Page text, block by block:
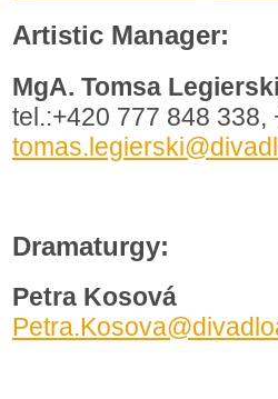
Artistic Manager:
MgA. Tomsa
tel.:+420 777 848 338,
Dramaturgy:
Petra Kosová